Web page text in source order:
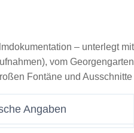
– unterlegt
vom
Fontäne und
Angaben